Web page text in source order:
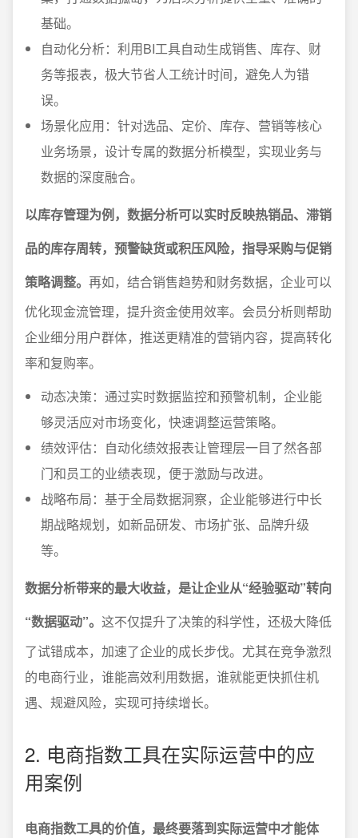
基础。
自动化分析：利用BI工具自动生成销售、库存、财
务等报表，极大节省人工统计时间，避免人为错
误。
场景化应用：针对选品、定价、库存、营销等核心
业务场景，设计专属的数据分析模型，实现业务与
数据的深度融合。
以库存管理为例，数据分析可以实时反映热销品、滞销
品的库存周转，预警缺货或积压风险，指导采购与促销
策略调整。 再如，结合销售趋势和财务数据，企业可以
优化现金流管理，提升资金使用效率。会员分析则帮助
企业细分用户群体，推送更精准的营销内容，提高转化
率和复购率。
动态决策：通过实时数据监控和预警机制，企业能
够灵活应对市场变化，快速调整运营策略。
绩效评估：自动化绩效报表让管理层一目了然各部
门和员工的业绩表现，便于激励与改进。
战略布局：基于全局数据洞察，企业能够进行中长
期战略规划，如新品研发、市场扩张、品牌升级
等。
数据分析带来的最大收益，是让企业从“经验驱动”转向
“数据驱动”。 这不仅提升了决策的科学性，还极大降低
了试错成本，加速了企业的成长步伐。尤其在竞争激烈
的电商行业，谁能高效利用数据，谁就能更快抓住机
遇、规避风险，实现可持续增长。
2. 电商指数工具在实际运营中的应
用案例
电商指数工具的价值，最终要落到实际运营中才能体